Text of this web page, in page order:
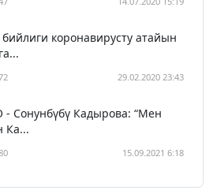
коронавирусту атайын
29.02.2020 23:43
Сонунбүбү Кадырова: “Мен
Ка...
15.09.2021 6:18